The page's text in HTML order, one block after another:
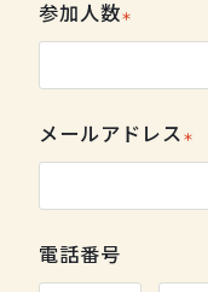
参加人数
メールアドレス
電話番号